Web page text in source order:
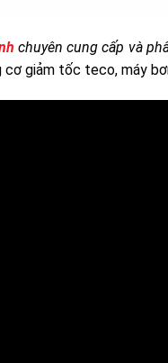
chuyên cung cấp và
giảm tốc teco, máy